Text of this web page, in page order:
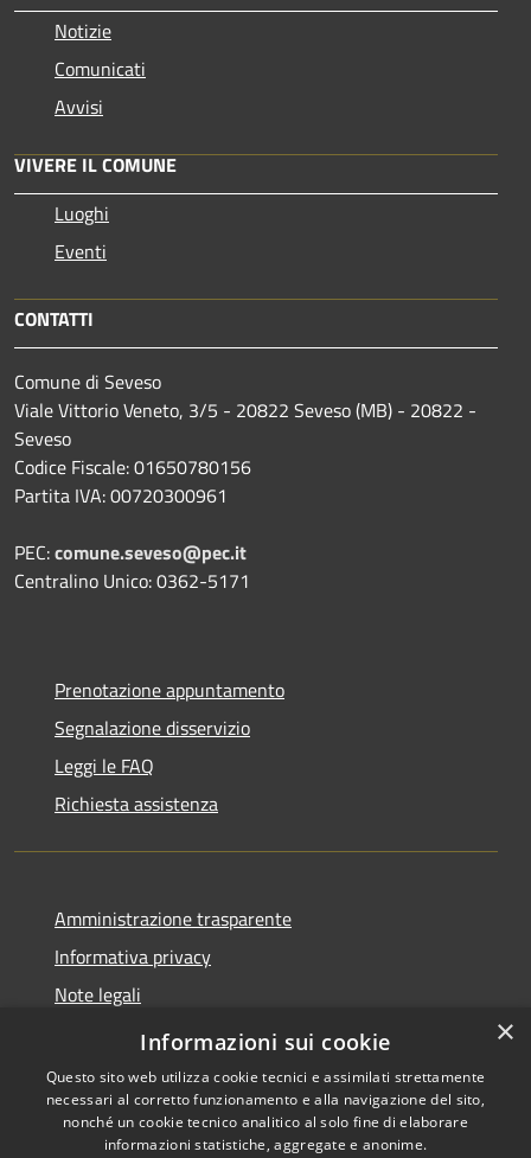
Notizie
Comunicati
Avvisi
VIVERE IL COMUNE
Luoghi
Eventi
CONTATTI
Comune di Seveso
Viale Vittorio Veneto, 3/5 - 20822 Seveso (MB) - 20822 -
Seveso
Codice Fiscale: 01650780156
Partita IVA: 00720300961
PEC:comune.seveso@pec.it
Centralino Unico: 0362-5171
Prenotazione appuntamento
Segnalazione disservizio
Leggi le FAQ
Richiesta assistenza
Amministrazione trasparente
Informativa privacy
Note legali
Dichiarazione di accessibilità
Copyright © 2026 • Città di
×
Informazioni sui cookie
Questo sito web utilizza cookie tecnici e assimilati strettamente
necessari al corretto funzionamento e alla navigazione del sito,
nonché un cookie tecnico analitico al solo fine di elaborare
informazioni statistiche, aggregate e anonime.